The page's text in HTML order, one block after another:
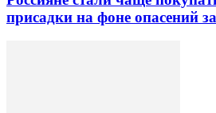
присадки на фоне опасений